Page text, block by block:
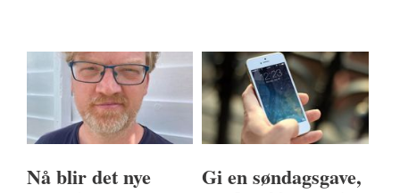
Nå blir det nye Gi en søndagsgave,